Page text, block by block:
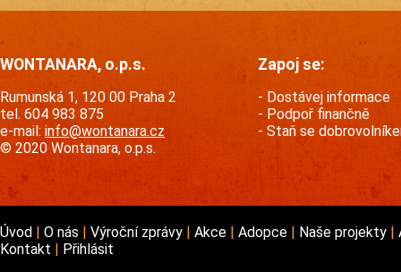
WONTANARA, o.p.s.
Rumunská 1, 120 00 Praha 2
tel. 604 983 875
e-mail: info@wontanara.cz
© 2020 Wontanara, o.p.s.
Zapoj se:
Dostávej informace
Podpoř finančně
Staň se
Úvod O nás Výroční zprávy Akce Adopce Naše projekty
Kontakt
Přihlásit